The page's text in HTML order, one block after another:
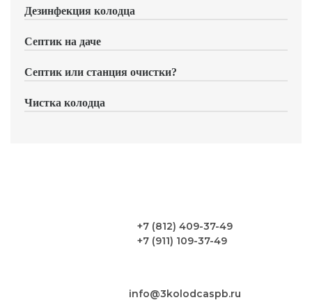
Дезинфекция колодца
Септик на даче
Септик или станция очистки?
Чистка колодца
+7 (812) 409-37-49
+7 (911) 109-37-49
info@3kolodcaspb.ru